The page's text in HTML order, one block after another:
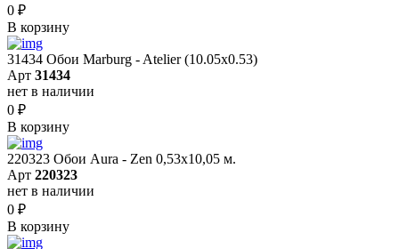
0 ₽
В корзину
31434 Обои Marburg - Atelier (10.05х0.53)
Арт 31434
нет в наличии
0 ₽
В корзину
220323 Обои Aura - Zen 0,53х10,05 м.
Арт 220323
нет в наличии
0 ₽
В корзину